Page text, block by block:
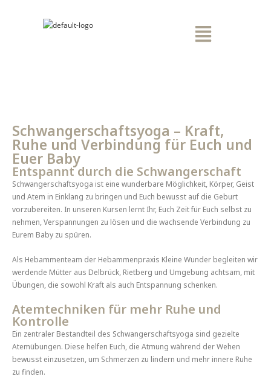
Schwangerschaftsyoga – Kraft,
Ruhe und Verbindung für Euch und
Euer Baby
Entspannt durch die Schwangerschaft
Schwangerschaftsyoga ist eine wunderbare Möglichkeit, Körper, Geist
und Atem in Einklang zu bringen und Euch bewusst auf die Geburt
vorzubereiten. In unseren Kursen lernt Ihr, Euch Zeit für Euch selbst zu
nehmen, Verspannungen zu lösen und die wachsende Verbindung zu
Eurem Baby zu spüren.
Als Hebammenteam der Hebammenpraxis Kleine Wunder begleiten wir
werdende Mütter aus Delbrück, Rietberg und Umgebung achtsam, mit
Übungen, die sowohl Kraft als auch Entspannung schenken.
Atemtechniken für mehr Ruhe und
Kontrolle
Ein zentraler Bestandteil des Schwangerschaftsyoga sind gezielte
Atemübungen. Diese helfen Euch, die Atmung während der Wehen
bewusst einzusetzen, um Schmerzen zu lindern und mehr innere Ruhe
zu finden.